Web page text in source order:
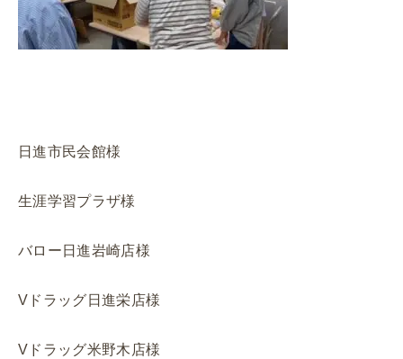
日進市民会館様
生涯学習プラザ様
バロー日進岩崎店様
Vドラッグ日進栄店様
Vドラッグ米野木店様